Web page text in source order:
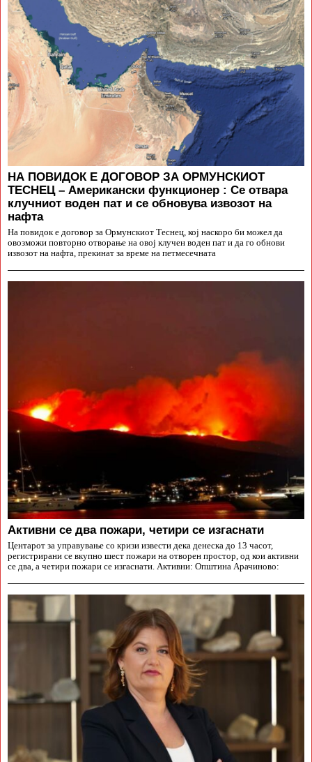
НА ПОВИДОК Е ДОГОВОР ЗА ОРМУНСКИОТ
ТЕСНЕЦ – Американски функционер : Се отвара
клучниот воден пат и се обновува извозот на
нафта
На повидок е договор за Ормунскиот Теснец, кој наскоро би можел да
овозможи повторно отворање на овој клучен воден пат и да го обнови
извозот на нафта, прекинат за време на петмесечната
Aктивни се два пожари, четири се изгаснати
Центарот за управување со кризи извести дека денеска до 13 часот,
регистрирани се вкупно шест пожари на отворен простор, од кои активни
се два, а четири пожари се изгаснати. Активни: Општина Арачиново: